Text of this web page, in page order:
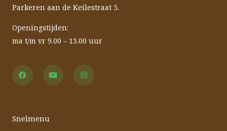
Parkeren aan de Keilestraat 5.
Openingstijden:
ma t/m vr 9.00 – 13.00 uur
a
o
k
o n
Snelmenu